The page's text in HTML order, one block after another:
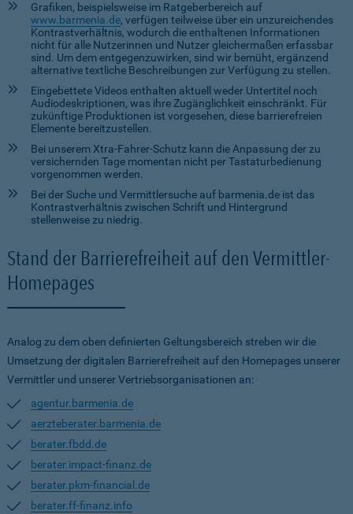
Grafiken, beispielsweise im Ratgeberbereich auf
www.barmenia.de, verfügen teilweise über ein unzureichendes
Kontrastverhältnis, wodurch die enthaltenen Informationen
nicht für alle Nutzerinnen und Nutzer gleichermaßen erfassbar
sind. Um dem entgegenzuwirken, sind wir bemüht, ergänzend
alternative textliche Beschreibungen zur Verfügung zu stellen.
Eingebettete Videos enthalten aktuell weder Untertitel noch
Audiodeskriptionen, was ihre Zugänglichkeit einschränkt. Für
zukünftige Produktionen ist vorgesehen, diese barrierefreien
Elemente bereitzustellen.
Bei unserem Xtra-Fahrer-Schutz kann die Anpassung der zu
versichernden Tage momentan nicht per Tastaturbedienung
vorgenommen werden.
Bei der Suche und Vermittlersuche auf barmenia.de ist das
Kontrastverhältnis zwischen Schrift und Hintergrund
stellenweise zu niedrig.
Stand der Barrierefreiheit auf den Vermittler-
Homepages
Analog zu dem oben definierten Geltungsbereich streben wir die
Umsetzung der digitalen Barrierefreiheit auf den Homepages unserer
Vermittler und unserer Vertriebsorganisationen an:
agentur.barmenia.de
aerzteberater.barmenia.de
berater.fbdd.de
berater.impact-finanz.de
berater.pkm-financial.de
berater.ff-finanz.info